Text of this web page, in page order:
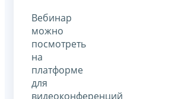
Вебинар
можно
посмотреть
на
платформе
для
видеоконференций